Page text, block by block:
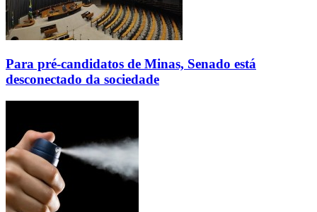
Para pré-candidatos de Minas, Senado está
desconectado da sociedade